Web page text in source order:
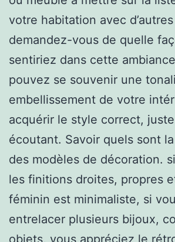
votre habitation avec
demandez-vous de quelle
sentiriez dans cette
pouvez se souvenir une
embellissement de votre
acquérir le style correct,
écoutant. Savoir quels sont
des modèles de décoration.
les finitions droites, propres
féminin est minimaliste, si
entrelacer plusieurs bijoux,
objets, vous appréciez le